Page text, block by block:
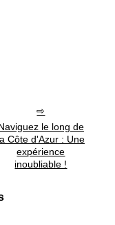
le long de
Côte d'Azur : Une
expérience
inoubliable !